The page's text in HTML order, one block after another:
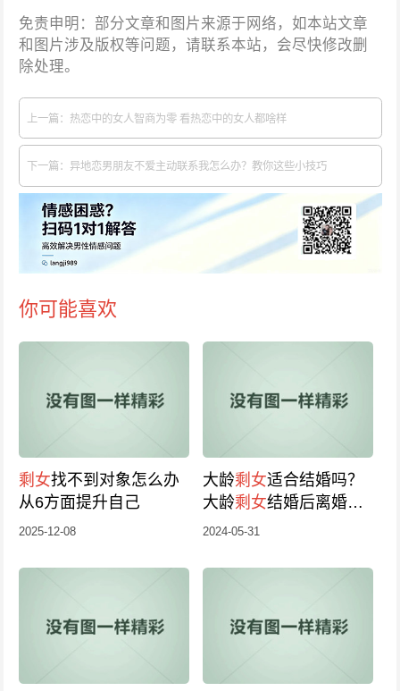
免责申明：部分文章和图片来源于网络，如本站文章
和图片涉及版权等问题，请联系本站，会尽快修改删
除处理。
上一篇：热恋中的女人智商为零 看热恋中的女人都啥样
下一篇：异地恋男朋友不爱主动联系我怎么办？教你这些小技巧
你可能喜欢
剩女找不到对象怎么办
从6方面提升自己
2025-12-08
大龄剩女适合结婚吗？
大龄剩女结婚后离婚的
多不多
2024-05-31